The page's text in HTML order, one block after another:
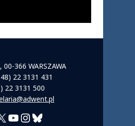
00-366 WARSZAWA
22 3131 431
22 3131 500
YouTube
Instagram
Bluesky